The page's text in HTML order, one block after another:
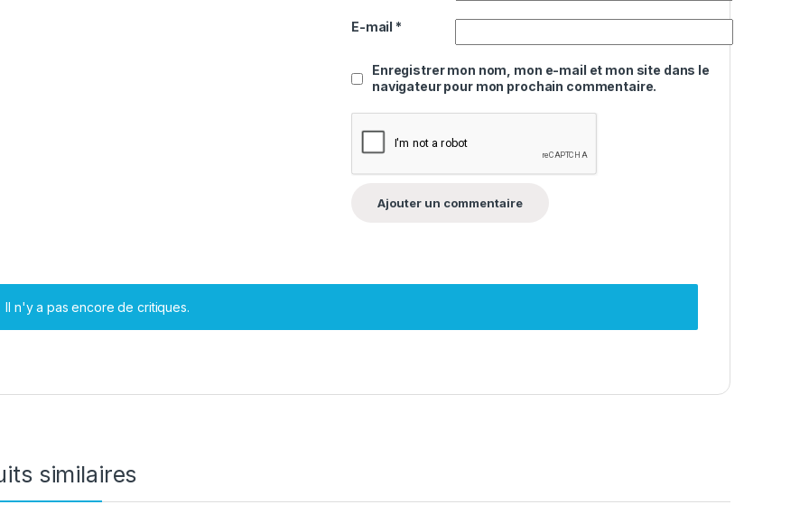
E-mail *
Enregistrer mon nom, mon e-mail et mon site dans le
navigateur pour mon prochain commentaire.
Il n'y a pas encore de critiques.
similaires